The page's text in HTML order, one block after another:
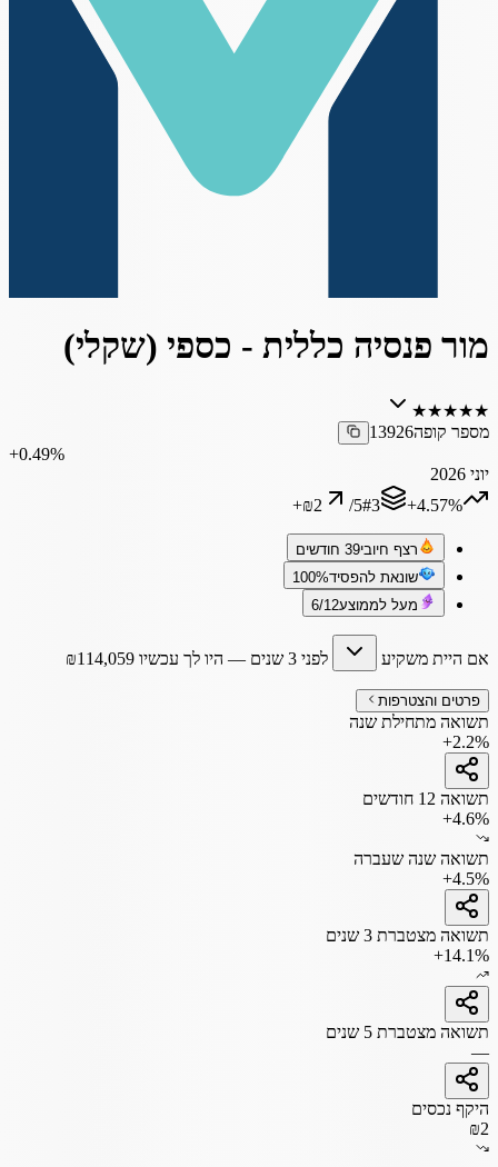
מור פנסיה כללית - כספי (שקלי)
★
★
★
★
★
מספר קופה13926
‎+0.49%
יוני 2026
‎+4.57%
#3
/5
+₪2
רצף חיובי39 חודשים
שונאת להפסיד100%
מעל לממוצע6/12
אם היית משקיע לפני 3 שנים — היו לך עכשיו ₪114,059
פרטים והצטרפות
תשואה מתחילת שנה
+2.2%
תשואה 12 חודשים
+4.6%
תשואה שנה שעברה
+4.5%
תשואה מצטברת 3 שנים
+14.1%
תשואה מצטברת 5 שנים
—
היקף נכסים
₪2